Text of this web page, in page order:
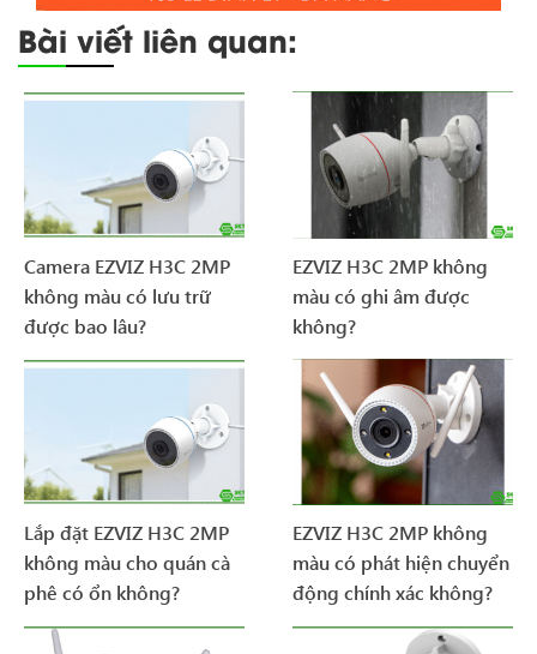
Bài viết liên quan:
Camera EZVIZ H3C 2MP
không màu có lưu trữ
được bao lâu?
EZVIZ H3C 2MP không
màu có ghi âm được
không?
Lắp đặt EZVIZ H3C 2MP
không màu cho quán cà
phê có ổn không?
EZVIZ H3C 2MP không
màu có phát hiện chuyển
động chính xác không?